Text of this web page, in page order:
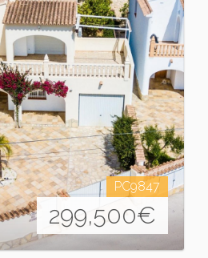
PC9847
299,500€